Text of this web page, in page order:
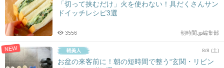
「切って挟むだけ」火を使わない！具だくさんサン
ドイッチレシピ3選
朝時間.jp編集部
3556
NEW 8/8 (土)
お盆の来客前に！朝の短時間で整う“玄関・リビン